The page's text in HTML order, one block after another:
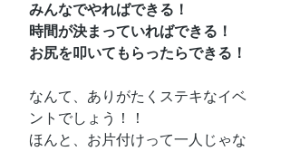
みんなでやればできる！
時間が決まっていればできる！
お尻を叩いてもらったらできる！
なんて、ありがたくステキなイベ
ントでしょう！！
ほんと、お片付けって一人じゃな